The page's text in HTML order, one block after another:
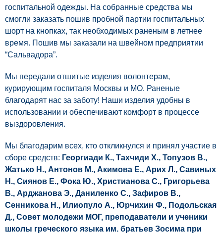
госпитальной одежды. На собранные средства мы
смогли заказать пошив пробной партии госпитальных
шорт на кнопках, так необходимых раненым в летнее
время. Пошив мы заказали на швейном предприятии
“Сальвадора”.
Мы передали отшитые изделия волонтерам,
курирующим госпиталя Москвы и МО. Раненые
благодарят нас за заботу! Наши изделия удобны в
использовании и обеспечивают комфорт в процессе
выздоровления.
Мы благодарим всех, кто откликнулся и принял участие в
сборе средств: Георгиади К., Тахчиди Х., Топузов В.,
Жатько Н., Антонов М., Акимова Е., Арих Л., Савиных
Н., Сиянов Е., Фока Ю., Христианова С., Григорьева
В., Арджанова Э., Даниленко С., Зафиров В.,
Сенникова Н., Илиопуло А., Юрчихин Ф., Подольская
Д., Совет молодежи МОГ, преподаватели и ученики
школы греческого языка им. братьев Зосима при